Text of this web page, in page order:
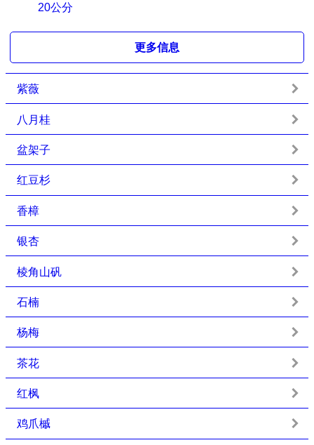
20公分
更多信息
紫薇
八月桂
盆架子
红豆杉
香樟
银杏
棱角山矾
石楠
杨梅
茶花
红枫
鸡爪槭